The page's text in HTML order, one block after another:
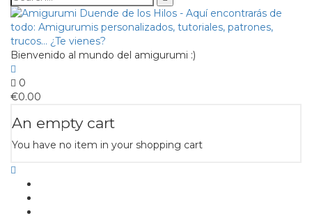
Bienvenido al mundo del amigurumi :)
0
€0.00
An empty cart
You have no item in your shopping cart